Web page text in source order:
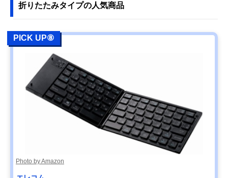
折りたたみタイプの人気商品
PICK UP⑧
Photo by Amazon